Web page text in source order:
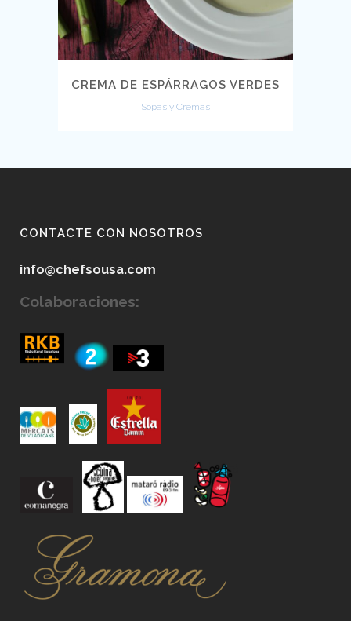
CREMA DE ESPÁRRAGOS VERDES
Sopas y Cremas
CONTACTE CON NOSOTROS
info@chefsousa.com
Colaboraciones: